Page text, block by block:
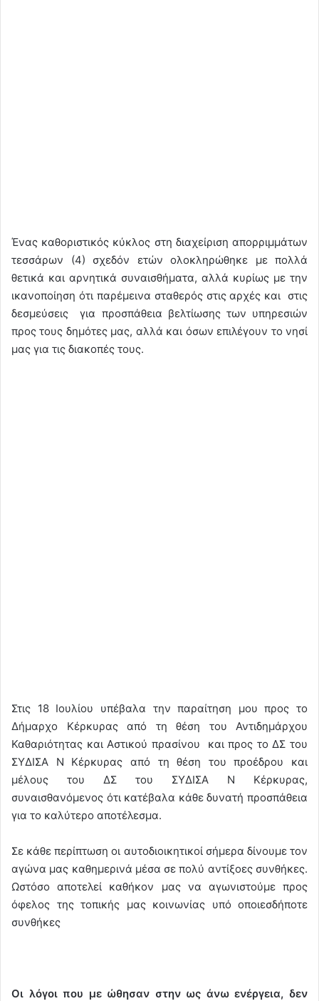
Ένας καθοριστικός κύκλος στη διαχείριση απορριμμάτων
τεσσάρων (4) σχεδόν ετών ολοκληρώθηκε με πολλά
θετικά και αρνητικά συναισθήματα, αλλά κυρίως με την
ικανοποίηση ότι παρέμεινα σταθερός στις αρχές και στις
δεσμεύσεις για προσπάθεια βελτίωσης των υπηρεσιών
προς τους δημότες μας, αλλά και όσων επιλέγουν το νησί
μας για τις διακοπές τους.
Στις 18 Ιουλίου υπέβαλα την παραίτηση μου προς το
Δήμαρχο Κέρκυρας από τη θέση του Αντιδημάρχου
Καθαριότητας και Αστικού πρασίνου και προς το ΔΣ του
ΣΥΔΙΣΑ Ν Κέρκυρας από τη θέση του προέδρου και
μέλους του ΔΣ του ΣΥΔΙΣΑ Ν Κέρκυρας,
συναισθανόμενος ότι κατέβαλα κάθε δυνατή προσπάθεια
για το καλύτερο αποτέλεσμα.
Σε κάθε περίπτωση οι αυτοδιοικητικοί σήμερα δίνουμε τον
αγώνα μας καθημερινά μέσα σε πολύ αντίξοες συνθήκες.
Ωστόσο αποτελεί καθήκον μας να αγωνιστούμε προς
όφελος της τοπικής μας κοινωνίας υπό οποιεσδήποτε
συνθήκες
Οι λόγοι που με ώθησαν στην ως άνω ενέργεια, δεν